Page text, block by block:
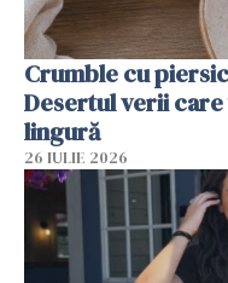
Crumble cu
Desertul verii
lingură
26 IULIE 2026